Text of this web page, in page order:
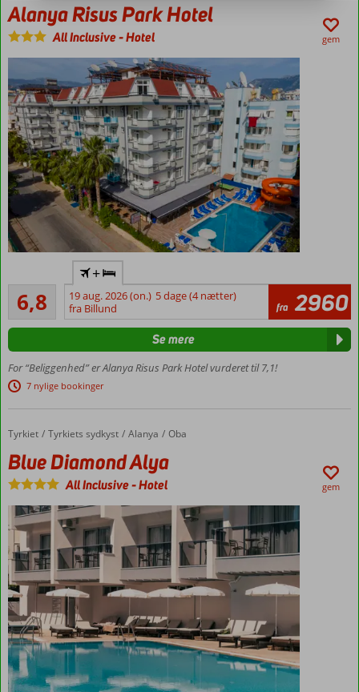
Alanya Risus Park Hotel
All Inclusive-Hotel gem
til
Gazipasa
Pool med
Gåafstand
stranden
med
5
6,8Rimeligt
159
anmeldelser
+
19 aug. 2026 (on.) 5 dage (4 nætter)
fra Billund
fra 2960
For “Beliggenhed” er Alanya Risus Park Hotel vurderet til 7,1!
7 nylige bookinger
Se mere
Forside
Tyrkiet Tyrkiets sydkyst Alanya Oba
Blue Diamond Alya
Blue Diamond Alya
All Inclusive-Hotel gem